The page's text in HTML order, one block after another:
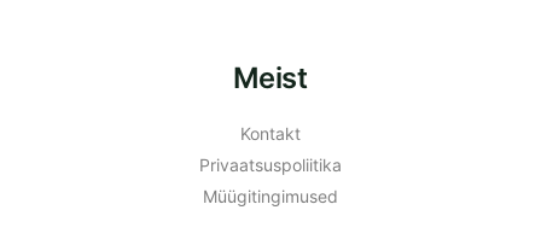
Meist
Kontakt
Privaatsuspoliitika
Müügitingimused